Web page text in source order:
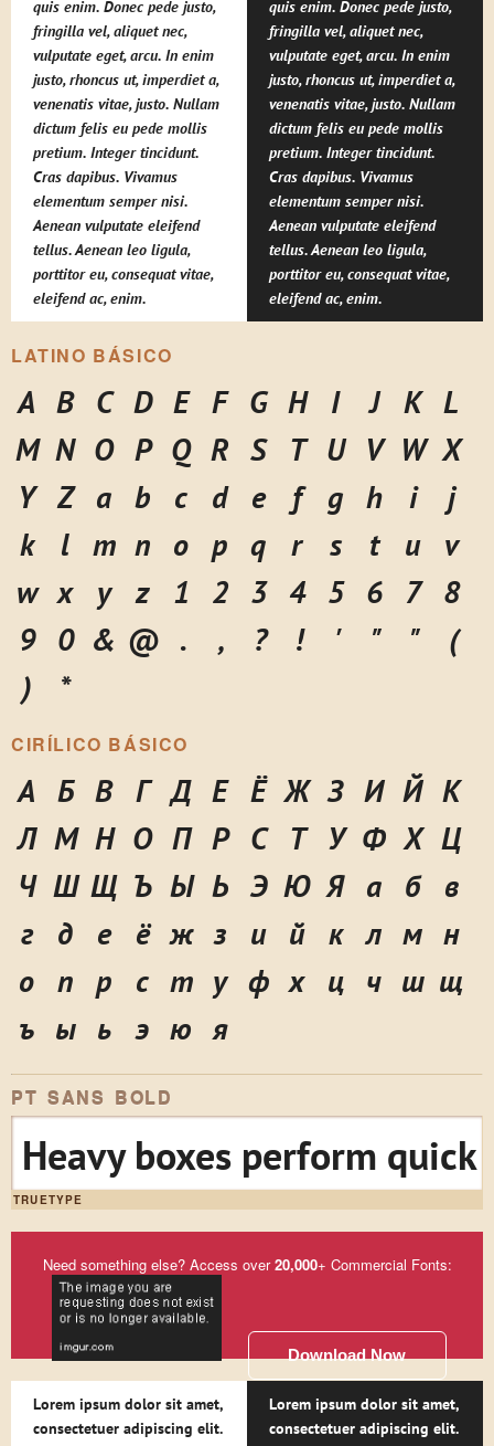
quis enim. Donec pede justo,
fringilla vel, aliquet nec,
vulputate eget, arcu. In enim
justo, rhoncus ut, imperdiet a,
venenatis vitae, justo. Nullam
dictum felis eu pede mollis
pretium. Integer tincidunt.
Cras dapibus. Vivamus
elementum semper nisi.
Aenean vulputate eleifend
tellus. Aenean leo ligula,
porttitor eu, consequat vitae,
eleifend ac, enim.
quis enim. Donec pede justo,
fringilla vel, aliquet nec,
vulputate eget, arcu. In enim
justo, rhoncus ut, imperdiet a,
venenatis vitae, justo. Nullam
dictum felis eu pede mollis
pretium. Integer tincidunt.
Cras dapibus. Vivamus
elementum semper nisi.
Aenean vulputate eleifend
tellus. Aenean leo ligula,
porttitor eu, consequat vitae,
eleifend ac, enim.
LATINO BÁSICO
A B C D E F G H I J K L
M N O P Q R S T U V W X
Y Z a b c d e f g h i
j
k
l m n o p q r s t u
v
w x y z 1 2 3 4 5 6 7 8
9 0 & @ . , ? ! ' " "
(
)
*
CIRÍLICO BÁSICO
А Б В Г Д Е Ё Ж З И Й К
Л М Н О П Р С Т У Ф Х Ц
Ч Ш Щ Ъ Ы Ь Э Ю Я а б
в
г
д е ё ж з и й к л м н
о п р с т у ф х ц ч ш щ
ъ ы ь э ю я
PT SANS BOLD
Heavy boxes perform
TRUETYPE
Need something else? Access over20,000+ Commercial Fonts:
Download Now
Lorem ipsum dolor sit amet,
consectetuer adipiscing elit.
Lorem ipsum dolor sit amet,
consectetuer adipiscing elit.